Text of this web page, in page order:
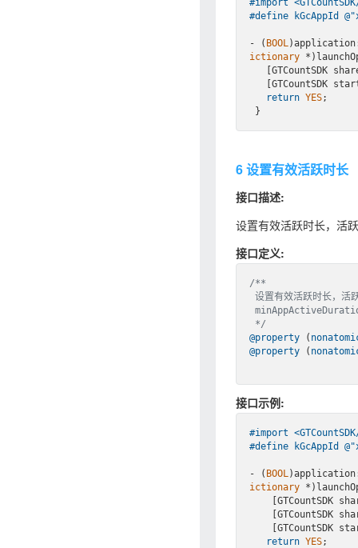
#define kGcAppId @
- ( BOOL
ictionary
[GTCountSDK
[GTCountSDK
return YES;
6 设置有效活跃时长
接口描述:
设置有效活跃时长，活
接口定义:
/**
*/
@property (
@property (
接口示例:
#import
#define kGcAppId @
- ( BOOL
ictionary
[GTCountSDK
[GTCountSDK
[GTCountSDK
return YES;